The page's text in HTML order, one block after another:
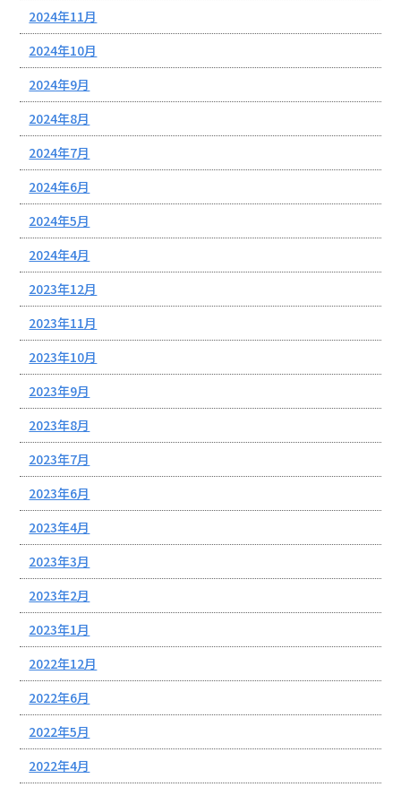
2024年11月
2024年10月
2024年9月
2024年8月
2024年7月
2024年6月
2024年5月
2024年4月
2023年12月
2023年11月
2023年10月
2023年9月
2023年8月
2023年7月
2023年6月
2023年4月
2023年3月
2023年2月
2023年1月
2022年12月
2022年6月
2022年5月
2022年4月